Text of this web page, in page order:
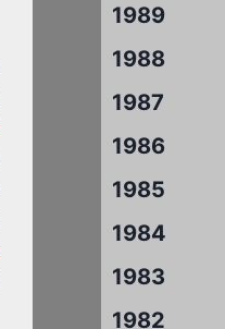
1989
1988
1987
1986
1985
1984
1983
1982